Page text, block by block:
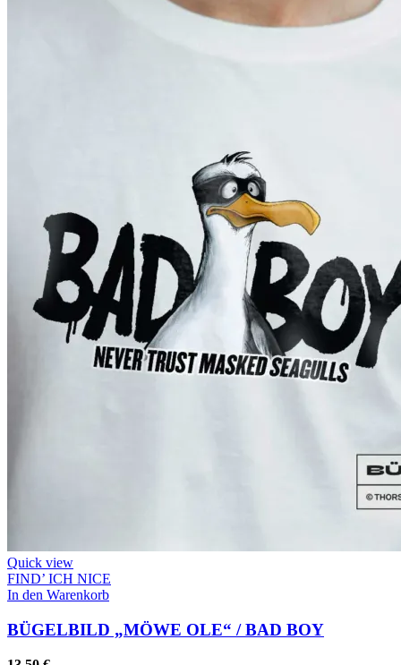
Quick view
FIND’ ICH NICE
In den Warenkorb
BÜGELBILD „MÖWE OLE“ / BAD BOY